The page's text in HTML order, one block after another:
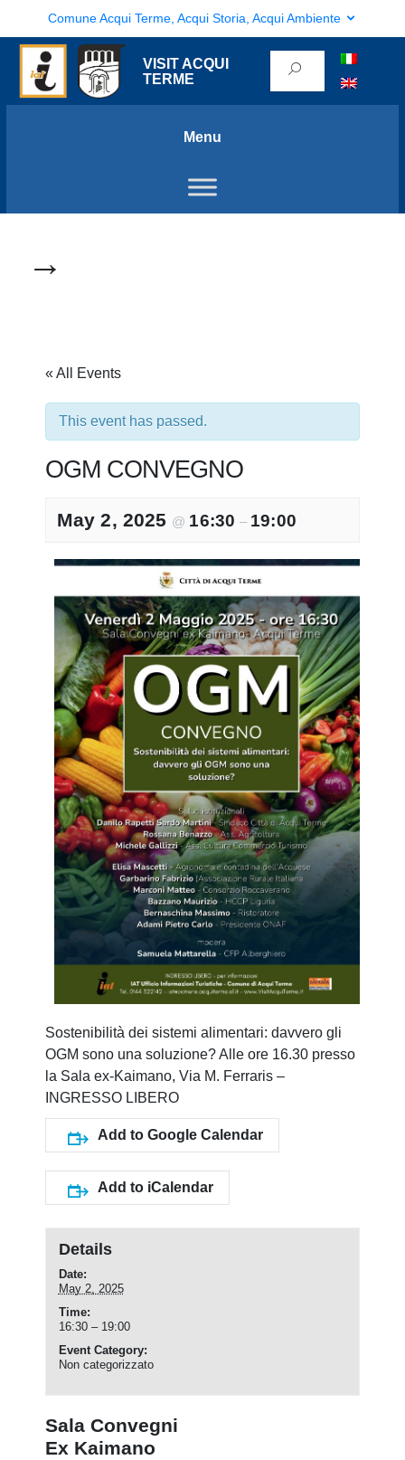
Comune Acqui Terme, Acqui Storia, Acqui Ambiente
VISIT ACQUI
TERME
Menu
→
« All Events
This event has passed.
OGM CONVEGNO
May 2, 2025 @ 16:30– 19:00
Sostenibilità dei sistemi alimentari: davvero gli
OGM sono una soluzione? Alle ore 16.30 presso
la Sala ex-Kaimano, Via M. Ferraris –
INGRESSO LIBERO
Add to Google Calendar
Add to iCalendar
Details
Date:
May 2, 2025
Time:
16:30 – 19:00
Event Category:
Non categorizzato
Sala Convegni
Ex Kaimano